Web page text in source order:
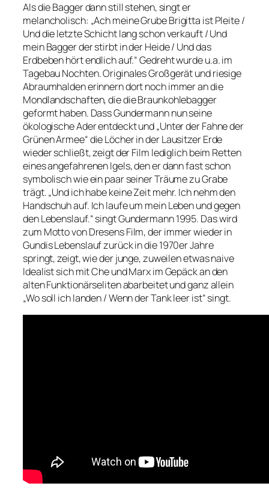
Als die Bagger dann still stehen, singt er
melancholisch: „Ach meine Grube Brigitta ist Pleite /
Und die letzte Schicht lang schon verkauft / Und
mein Bagger der stirbt in der Heide / Und das
Erdbeben hört endlich auf.“Gedreht wurde u.a. im
Tagebau Nochten. Originales Großgerät und riesige
Abraumhalden erinnern dort noch immer an die
Mondlandschaften, die die Braunkohlebagger
geformt haben. Dass Gundermann nun seine
ökologische Ader entdeckt und „Unter der Fahne der
Grünen Armee“ die Löcher in der Lausitzer Erde
wieder schließt, zeigt der Film lediglich beim Retten
eines angefahrenen Igels, den er dann fast schon
symbolisch wie ein paar seiner Träume zu Grabe
trägt.„Und ich habe keine Zeit mehr. Ich nehm den
Handschuh auf. Ich laufe um mein Leben und gegen
den Lebenslauf.“singt Gundermann 1995. Das wird
zum Motto von Dresens Film, der immer wieder in
Gundis Lebenslauf zurück in die 1970er Jahre
springt, zeigt, wie der junge, zuweilen etwas naive
Idealist sich mit Che und Marx im Gepäck an den
alten Funktionärseliten abarbeitet und ganz allein
„Wo soll ich landen / Wenn der Tank leer ist“singt.